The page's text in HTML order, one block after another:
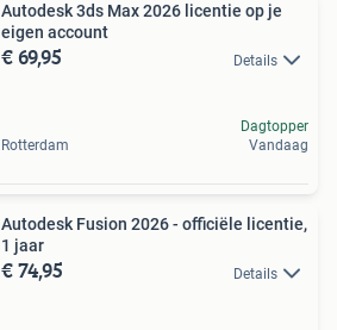
Autodesk 3ds Max 2026 licentie op je
eigen account
€ 69,95 Details
Rotterdam
Dagtopper
Vandaag
Autodesk Fusion 2026 - officiële licentie,
1 jaar
€ 74,95 Details